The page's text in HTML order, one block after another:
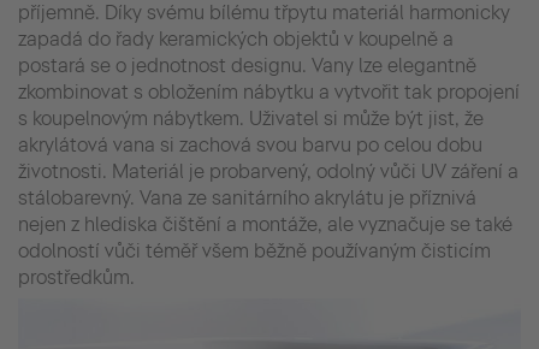
příjemně. Díky svému bílému třpytu materiál harmonicky
zapadá do řady keramických objektů v koupelně a
postará se o jednotnost designu. Vany lze elegantně
zkombinovat s obložením nábytku a vytvořit tak propojení
s koupelnovým nábytkem. Uživatel si může být jist, že
akrylátová vana si zachová svou barvu po celou dobu
životnosti. Materiál je probarvený, odolný vůči UV záření a
stálobarevný. Vana ze sanitárního akrylátu je příznivá
nejen z hlediska čištění a montáže, ale vyznačuje se také
odolností vůči téměř všem běžně používaným čisticím
prostředkům.